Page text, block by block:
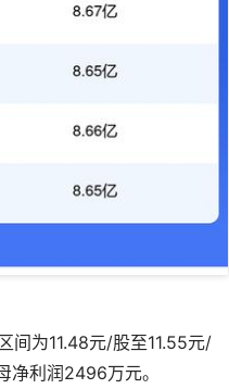
间为11.48元/股至11.55元/
利润2496万元。